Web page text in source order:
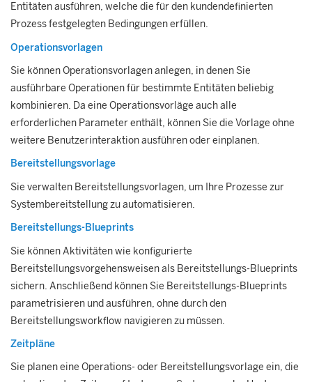
Entitäten ausführen, welche die für den kundendefinierten
Prozess festgelegten Bedingungen erfüllen.
Operationsvorlagen
Sie können Operationsvorlagen anlegen, in denen Sie
ausführbare Operationen für bestimmte Entitäten beliebig
kombinieren. Da eine Operationsvorläge auch alle
erforderlichen Parameter enthält, können Sie die Vorlage ohne
weitere Benutzerinteraktion ausführen oder einplanen.
Bereitstellungsvorlage
Sie verwalten Bereitstellungsvorlagen, um Ihre Prozesse zur
Systembereitstellung zu automatisieren.
Bereitstellungs-Blueprints
Sie können Aktivitäten wie konfigurierte
Bereitstellungsvorgehensweisen als Bereitstellungs-Blueprints
sichern. Anschließend können Sie Bereitstellungs-Blueprints
parametrisieren und ausführen, ohne durch den
Bereitstellungsworkflow navigieren zu müssen.
Zeitpläne
Sie planen eine Operations- oder Bereitstellungsvorlage ein, die